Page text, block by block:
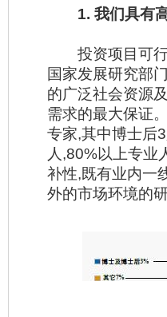
1. 我们具有高
投资项目可行
国家发展研究部
的广泛社会资源
需求的最大保证
专家,其中博士后
人,80%以上专业
补性,既有业内一
外的市场环境的